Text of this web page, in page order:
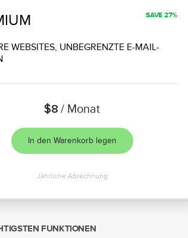
SAVE 27%
WEBSITES, UNBEGRENZTE E-MAIL-
$8 / Monat
In den Warenkorb legen
Jährliche Abrechnung
FUNKTIONEN